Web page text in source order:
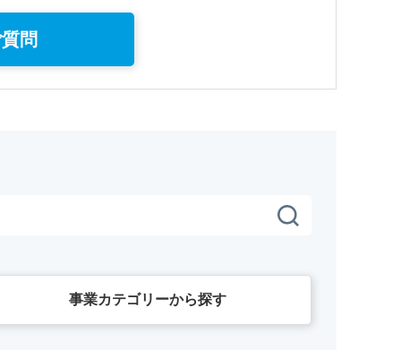
問
事業カテゴリーから探す